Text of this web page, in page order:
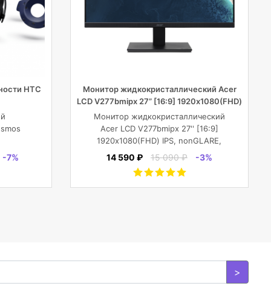
HTC
-7%
Монитор жидкокристаллический Acer
LCD V277bmipx 27” [16:9] 1920х1080(FHD)
IPS
Монитор жидкокристаллический
Acer LCD V277bmipx 27'' [16:9]
1920х1080(FHD) IPS, nonGLARE,
250cd/m2, H178°/V178°, 3000:1,
DP, Tilt, Speakers, 3Y, Black
14 590 ₽ 15 090 ₽ -3%
>